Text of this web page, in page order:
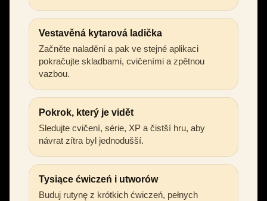
Vestavěná kytarová ladička
Začněte naladění a pak ve stejné aplikaci
pokračujte skladbami, cvičeními a zpětnou
vazbou.
Pokrok, který je vidět
Sledujte cvičení, série, XP a čistší hru, aby
návrat zítra byl jednodušší.
Tysiące ćwiczeń i utworów
Buduj rutynę z krótkich ćwiczeń, pełnych